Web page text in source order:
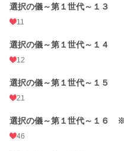
選択の儀～第１世代～１３
11
選択の儀～第１世代～１４
12
選択の儀～第１世代～１５
21
選択の儀～第１世代～１６
46